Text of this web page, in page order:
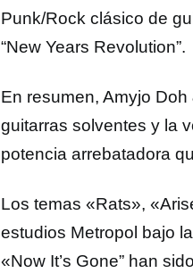
Punk/Rock clásico de
“New Years Revolution”.
En resumen, Amyjo
guitarras solventes y la
potencia arrebatadora
Los temas «Rats»,
estudios Metropol bajo
«Now It’s Gone” han